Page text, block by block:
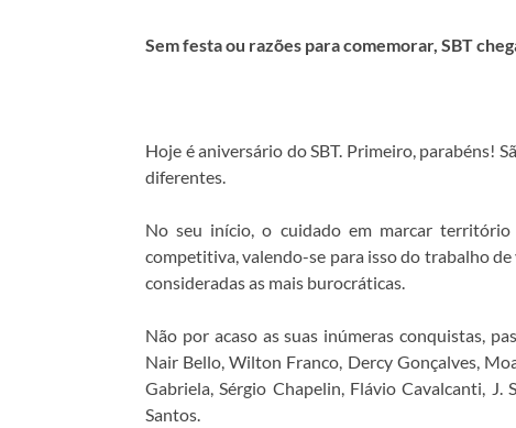
Sem festa ou razões para comemorar, SBT
Hoje é aniversário do SBT. Primeiro, parabéns!
diferentes.
No seu início, o cuidado em marcar
competitiva, valendo-se para isso do trabalho
consideradas as mais burocráticas.
Não por acaso as suas inúmeras conquistas,
Nair Bello, Wilton Franco, Dercy Gonçalves,
Gabriela, Sérgio Chapelin, Flávio Cavalcanti,
Santos.